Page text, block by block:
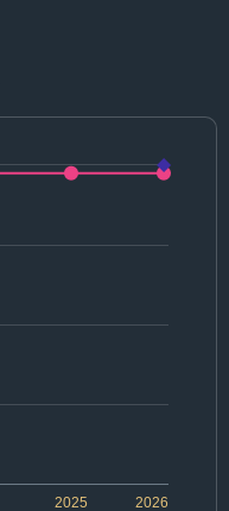
2026
2025